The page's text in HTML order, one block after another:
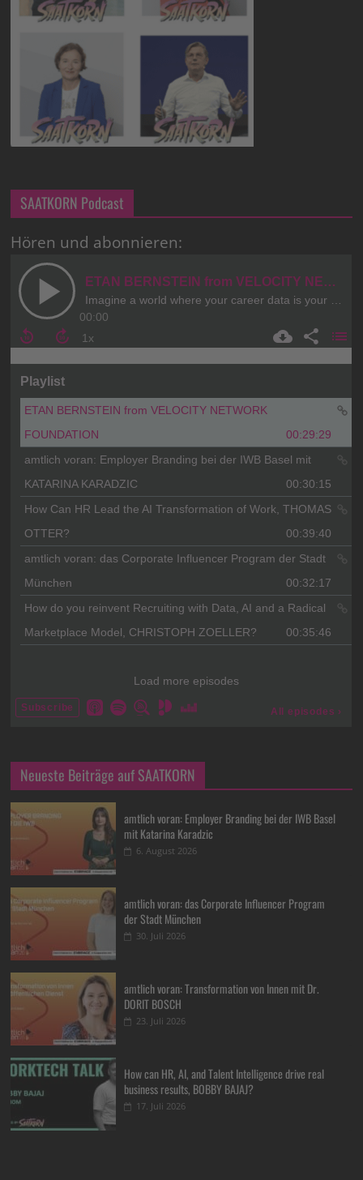
SAATKORN Podcast
Hören und abonnieren:
Neueste Beiträge auf SAATKORN
amtlich voran: Employer Branding bei der IWB Basel
mit Katarina Karadzic
6. August 2026
amtlich voran: das Corporate Influencer Program
der Stadt München
30. Juli 2026
amtlich voran: Transformation von Innen mit Dr.
DORIT BOSCH
23. Juli 2026
How can HR, AI, and Talent Intelligence drive real
business results, BOBBY BAJAJ?
17. Juli 2026